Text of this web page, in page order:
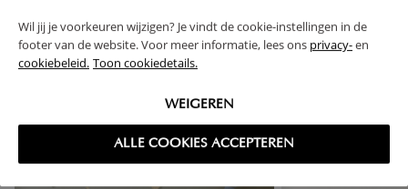
Wil jij je voorkeuren wijzigen? Je vindt de cookie-instellingen in de
footer van de website. Voor meer informatie, lees ons privacy-en
cookiebeleid. Toon cookiedetails.
WEIGEREN
ALLE COOKIES ACCEPTEREN
High-contrast mode